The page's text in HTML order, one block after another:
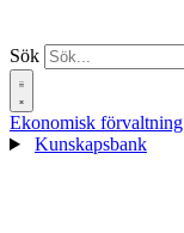
Sök
Ekonomisk förvaltning
Kunskapsbank